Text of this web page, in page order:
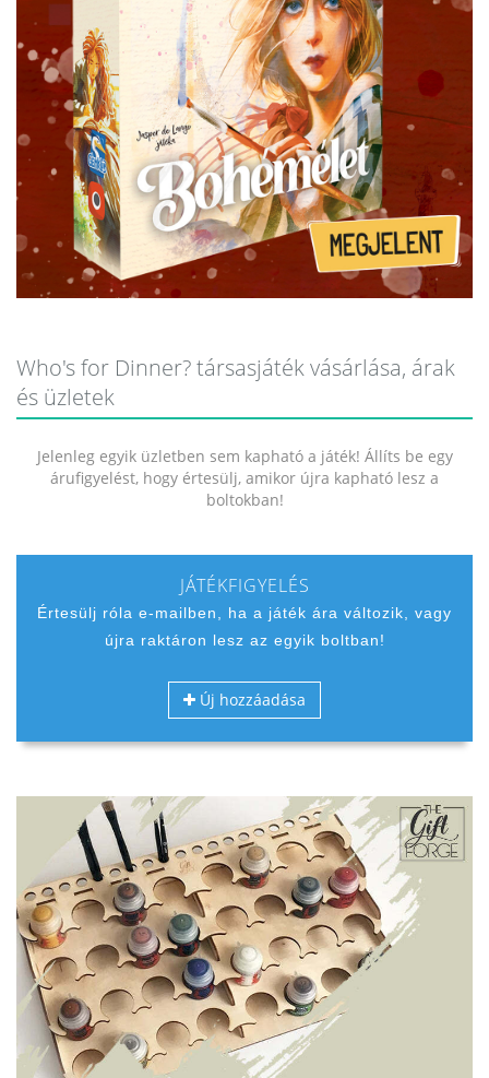
Who's for Dinner? társasjáték vásárlása, árak
és üzletek
Jelenleg egyik üzletben sem kapható a játék! Állíts be egy
árufigyelést, hogy értesülj, amikor újra kapható lesz a
boltokban!
JÁTÉKFIGYELÉS
Értesülj róla e-mailben, ha a játék ára változik, vagy
újra raktáron lesz az egyik boltban!
Új hozzáadása